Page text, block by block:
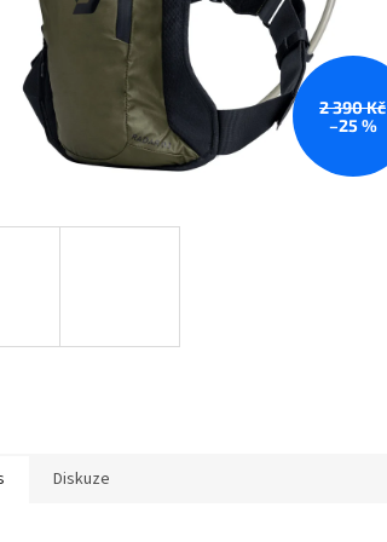
2 390 Kč
–25 %
Diskuze